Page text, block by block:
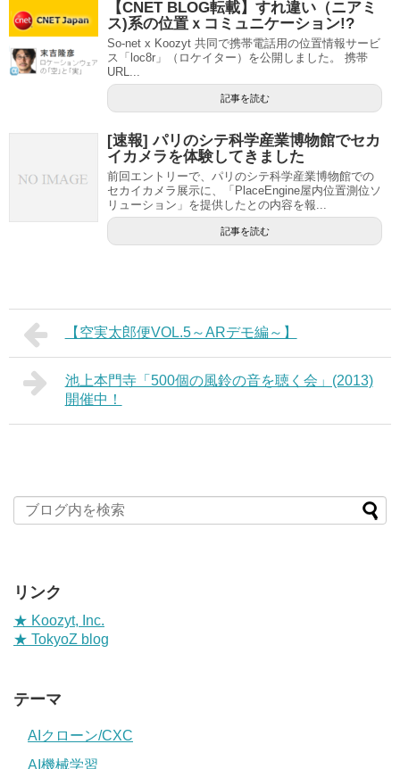
【CNET BLOG転載】すれ違い（ニアミ
ス)系の位置ｘコミュニケーション!?
So-net x Koozyt 共同で携帯電話用の位置情報サービ
ス「loc8r」（ロケイター）を公開しました。 携帯
URL...
記事を読む
[速報] パリのシテ科学産業博物館でセカ
イカメラを体験してきました
前回エントリーで、パリのシテ科学産業博物館での
セカイカメラ展示に、「PlaceEngine屋内位置測位ソ
リューション」を提供したとの内容を報...
記事を読む
【空実太郎便VOL.5～ARデモ編～】
池上本門寺「500個の風鈴の音を聴く会」(2013)
開催中！
リンク
★ Koozyt, Inc.
★ TokyoZ blog
テーマ
AIクローン/CXC
AI機械学習